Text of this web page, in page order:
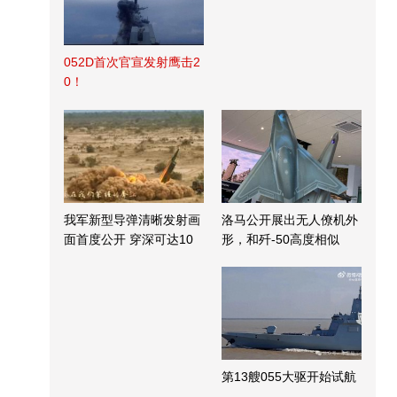
052D首次官宣发射鹰击2
0！
我军新型导弹清晰发射画
面首度公开 穿深可达10
洛马公开展出无人僚机外
形，和歼-50高度相似
第13艘055大驱开始试航